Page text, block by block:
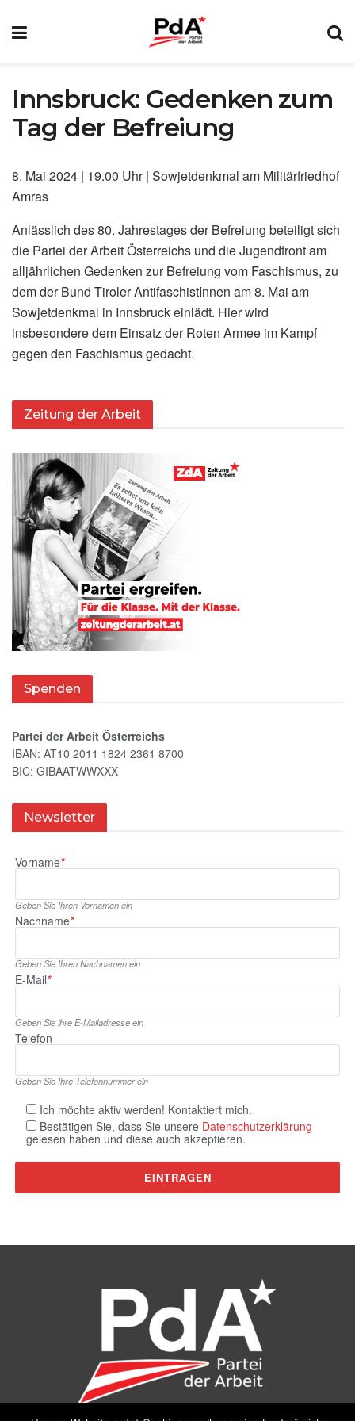
Innsbruck: Gedenken zum
Tag der Befreiung
8. Mai 2024 | 19.00 Uhr | Sowjetdenkmal am Militärfriedhof
Amras
Anlässlich des 80. Jahrestages der Befreiung beteiligt sich
die Partei der Arbeit Österreichs und die Jugendfront am
alljährlichen Gedenken zur Befreiung vom Faschismus, zu
dem der Bund Tiroler AntifaschistInnen am 8. Mai am
Sowjetdenkmal in Innsbruck einlädt. Hier wird
insbesondere dem Einsatz der Roten Armee im Kampf
gegen den Faschismus gedacht.
Zeitung der Arbeit
Spenden
Partei der Arbeit Österreichs
IBAN: AT10 2011 1824 2361 8700
BIC: GIBAATWWXXX
Newsletter
Vorname*
Geben Sie Ihren Vornamen ein
Nachname*
Geben Sie Ihren Nachnamen ein
E‑Mail*
Geben Sie ihre E‑Mailadresse ein
Telefon
Geben Sie Ihre Telefonnummer ein
Ich möchte aktiv werden! Kontaktiert mich.
Bestätigen Sie, dass Sie unsere Datenschutzerklärung
gelesen haben und diese auch akzeptieren.